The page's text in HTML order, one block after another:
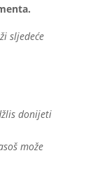
sljedeće
donijeti
može